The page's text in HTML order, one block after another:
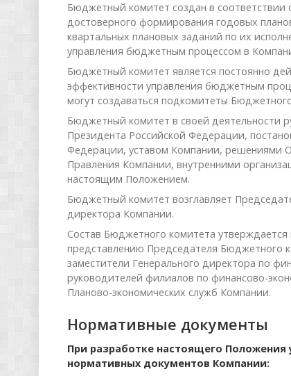
Бюджетный комитет создан в соответствии
достоверного формирования годовых
квартальных плановых заданий по их
управления бюджетным процессом в
Бюджетный комитет является постоянно
эффективности управления бюджетным
могут создаваться подкомитеты
Бюджетный комитет в своей деятельности
Президента Российской Федерации,
Федерации, уставом Компании, решениями
Правления Компании, внутренними
настоящим Положением.
Бюджетный комитет возглавляет
директора Компании.
Состав Бюджетного комитета
представлению Председателя Бюджетного
заместители Генерального директора по
руководителей филиалов по финансово-
Планово-экономических служб Компании.
Нормативные документы
При разработке настоящего
нормативных документов Компании: